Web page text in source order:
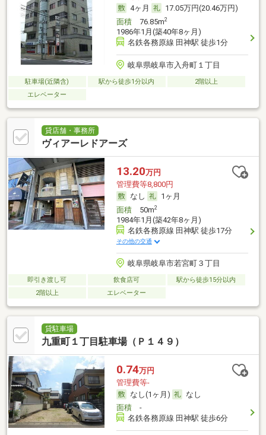
4ヶ月
17.05万円(20.46万円)
面積76.85m2
1986年1月(築40年8ヶ月)
名鉄各務原線 田神駅 徒歩1分
岐阜県岐阜市入舟町１丁目
駐車場(近隣含) 駅から徒歩1分以内
2階以上
エレベーター
貸店舗・事務所
ヴィアーレドアーズ
13.20万円
管理費等8,800円
なし
1ヶ月
面積50m2
1984年1月(築42年8ヶ月)
名鉄各務原線 田神駅 徒歩17分
その他の交通
岐阜県岐阜市若宮町３丁目
即引き渡し可 飲食店可
駅から徒歩15分以内
2階以上
エレベーター
貸駐車場
九重町１丁目駐車場（Ｐ１４９）
0.74万円
管理費等-
なし(1ヶ月)
なし
面積-
名鉄各務原線 田神駅 徒歩6分